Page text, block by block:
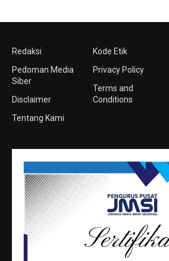
Redaksi
Pedoman Media
Siber
Disclaimer
Tentang Kami
Kode Etik
Privacy Policy
Terms and
Conditions